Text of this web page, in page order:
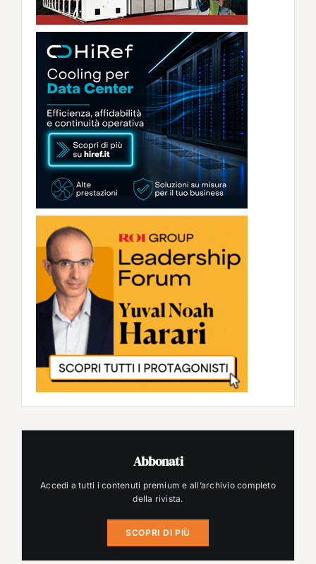
Abbonati
Accedi a tutti i contenuti premium e all’archivio completo
della rivista.
SCOPRI DI PIÙ